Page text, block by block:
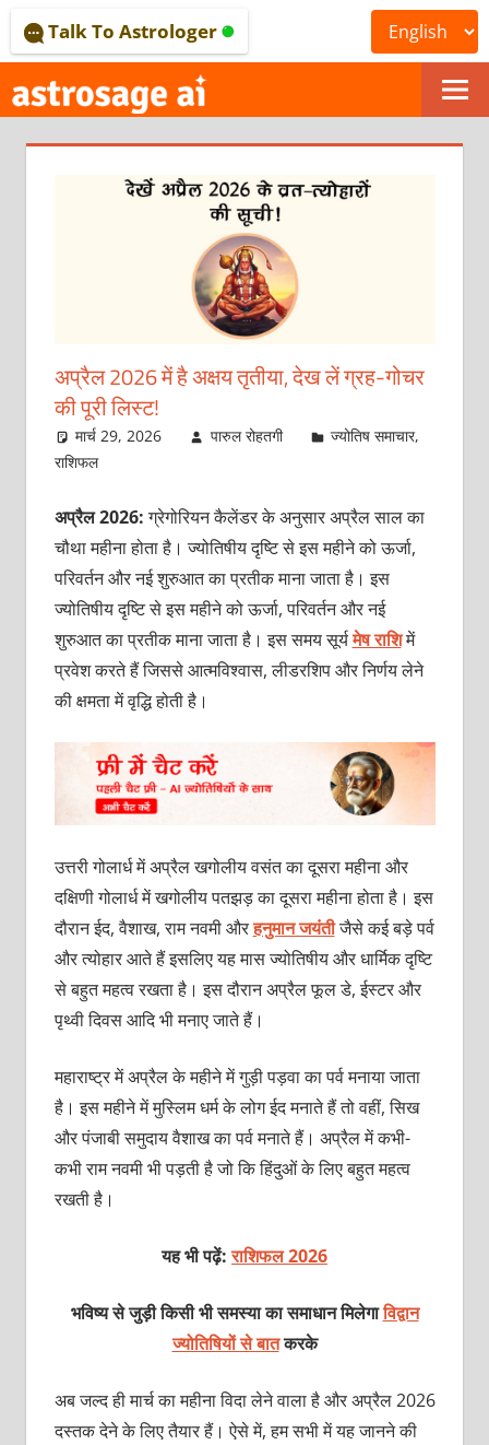
to
content
ONLINE
ASTROLOGICAL
JOURNAL
–
ASTROSAGE
MAGAZINE
Talk To Astrologer
अप्रैल 2026 में है अक्षय तृतीया, देख लें ग्रह-गोचर
की पूरी लिस्‍ट!
मार्च 29, 2026 पारुल रोहतगी ज्योतिष समाचार,
राशिफल
अप्रैल 2026:ग्रेगोरियन कैलेंडर के अनुसार अप्रैल साल का
चौथा महीना होता है। ज्‍योतिषीय दृष्टि से इस महीने को ऊर्जा,
परिवर्तन और नई शुरुआत का प्रतीक माना जाता है। इस
ज्‍योतिषीय दृष्टि से इस महीने को ऊर्जा, परिवर्तन और नई
शुरुआत का प्रतीक माना जाता है। इस समय सूर्यमेष राशिमें
प्रवेश करते हैं जिससे आत्‍मविश्‍वास, लीडरशिप और निर्णय लेने
की क्षमता में वृद्धि होती है।
उत्तरी गोलार्ध में अप्रैल खगोलीय वसंत का दूसरा महीना और
दक्षिणी गोलार्ध में खगोलीय पतझड़ का दूसरा महीना होता है। इस
दौरान ईद, वैशाख, राम नवमी औरहनुमान जयंतीजैसे कई बड़े पर्व
और त्‍योहार आते हैं इसलिए यह मास ज्‍योतिषीय और धार्मिक दृष्टि
से बहुत महत्‍व रखता है। इस दौरान अप्रैल फूल डे, ईस्‍टर और
पृथ्‍वी दिवस आदि भी मनाए जाते हैं।
महाराष्‍ट्र में अप्रैल के महीने में गुड़ी पड़वा का पर्व मनाया जाता
है। इस महीने में मुस्लिम धर्म के लोग ईद मनाते हैं तो वहीं, सिख
और पंजाबी समुदाय वैशाख का पर्व मनाते हैं। अप्रैल में कभी-
कभी राम नवमी भी पड़ती है जो कि हिंदुओं के लिए बहुत महत्‍व
रखती है।
यह भी पढ़ें:राशिफल 2026
भविष्य से जुड़ी किसी भी समस्या का समाधान मिलेगाविद्वान
ज्योतिषियों से बातकरके
अब जल्द ही मार्च का महीना विदा लेने वाला है और अप्रैल 2026
दस्तक देने के लिए तैयार हैं। ऐसे में, हम सभी में यह जानने की